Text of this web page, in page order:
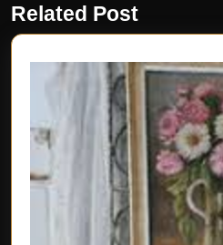
Previous
post:
Related Post